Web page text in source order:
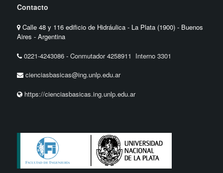
Contacto
Calle 48 y 116 edificio de Hidráulica - La Plata (1900) - Buenos
Aires - Argentina
0221-4243086 -Conmutador 4258911 Interno 3301
cienciasbasicas@ing.unlp.edu.ar
https://cienciasbasicas.ing.unlp.edu.ar